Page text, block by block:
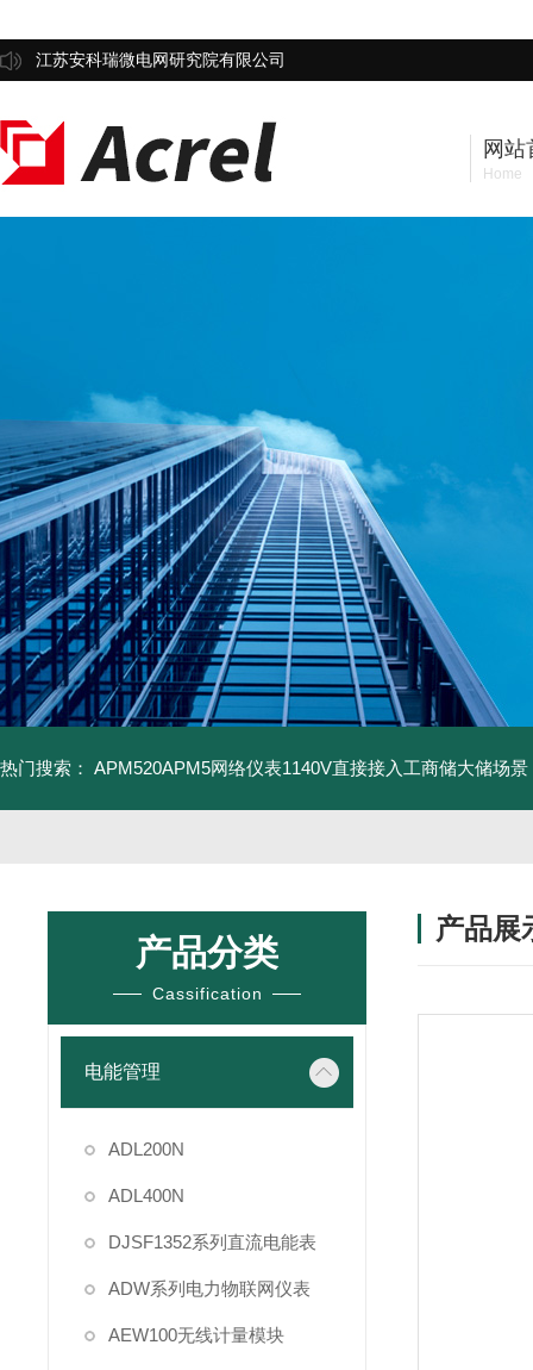
江苏安科瑞微电网研究院有限公司
网站
Home
热门搜索： APM520APM5网络仪表1140V直接接入工商储大储场景
产品分类
Cassification
电能管理
ADL200N
ADL400N
DJSF1352系列直流电能表
ADW系列电力物联网仪表
AEW100无线计量模块
产品展